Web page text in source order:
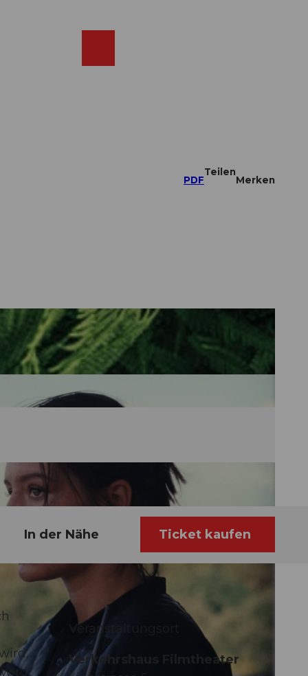
PDF
Teilen
Merken
In der Nähe Ticket kaufen
Veranstaltungsort
Verkehrshaus Filmtheater